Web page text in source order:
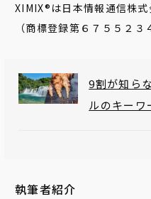
XIMIX®は日本情報通信株式
（商標登録第６７５５２３
9割が知ら
ルのキー
執筆者紹介